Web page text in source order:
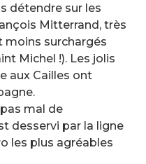
détendre sur les
Mitterrand, très
moins surchargés
Michel !). Les jolis
aux Cailles ont
mal de
desservi par la ligne
les plus agréables